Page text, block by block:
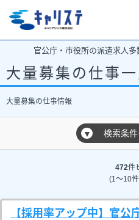
官公庁・市役所の派遣求人
大量募集の仕事一
大量募集の仕事情報
▼ 検索条
472件
(1～10
【採用率アップ中】官公